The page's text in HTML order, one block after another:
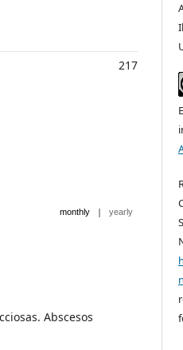
217
monthly | yearly
Abscesos